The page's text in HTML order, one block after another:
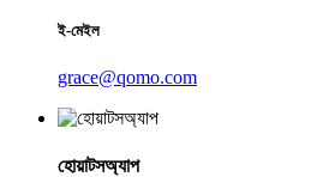
ই-মেইল
grace@qomo.com
হোয়াটসঅ্যাপ